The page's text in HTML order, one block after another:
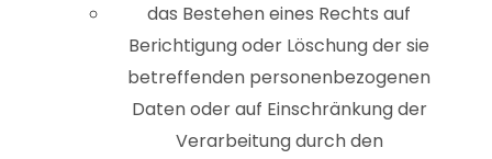
das Bestehen eines Rechts auf
Berichtigung oder Löschung der sie
betreffenden personenbezogenen
Daten oder auf Einschränkung der
Verarbeitung durch den